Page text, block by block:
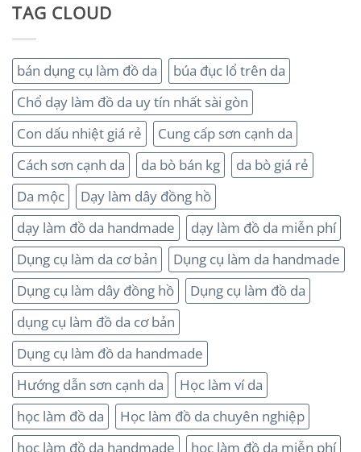
TAG CLOUD
bán dụng cụ làm đồ da
búa đục lổ trên da
Chổ dạy làm đồ da uy tín nhất sài gòn
Con dấu nhiệt giá rẻ
Cung cấp sơn cạnh da
Cách sơn cạnh da
da bò bán kg
da bò giá rẻ
Da mộc
Dạy làm dây đồng hồ
dạy làm đồ da handmade
dạy làm đồ da miễn phí
Dụng cụ làm da cơ bản
Dụng cụ làm da handmade
Dụng cụ làm dây đồng hồ
Dụng cụ làm đồ da
dụng cụ làm đồ da cơ bản
Dụng cụ làm đồ da handmade
Hướng dẫn sơn cạnh da
Học làm ví da
học làm đồ da
Học làm đồ da chuyên nghiệp
học làm đồ da handmade
học làm đồ da miễn phí